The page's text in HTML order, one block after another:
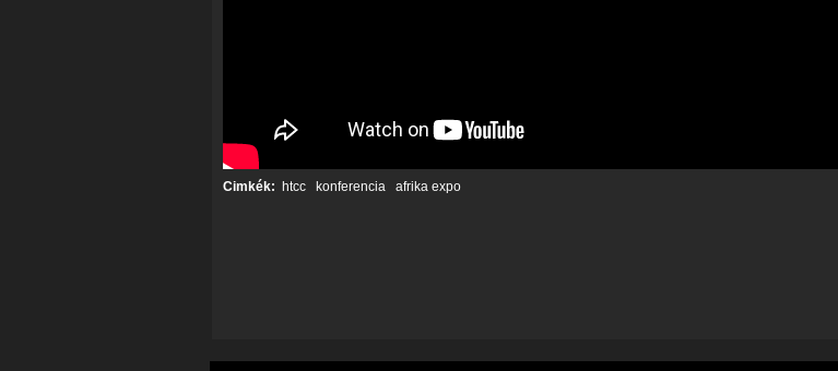
Cimkék: htcc konferencia afrika expo